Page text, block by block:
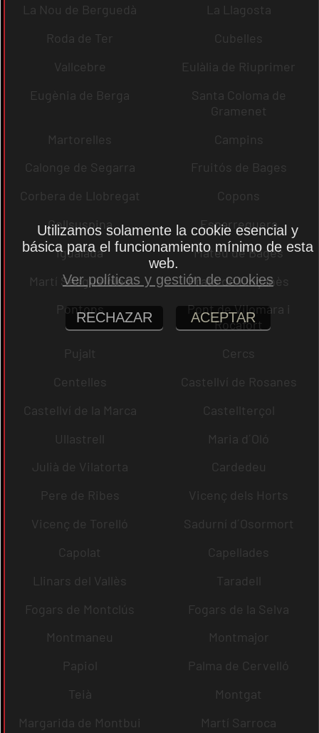
La Nou de Berguedà
La Llagosta
Roda de Ter
Cubelles
Vallcebre
Eulàlia de Riuprimer
Eugènia de Berga
Santa Coloma de
Gramenet
Martorelles
Campins
Calonge de Segarra
Fruitós de Bages
Corbera de Llobregat
Copons
Collsuspina
Esparreguera
Igualada
Mateu de Bages
Martí Sesgueioles
Prats de Lluçanès
Pontons
Pont de Vilomara i
Rocafort
Pujalt
Cercs
Centelles
Castellví de Rosanes
Castellví de la Marca
Castellterçol
Ullastrell
Maria d´Oló
Julià de Vilatorta
Cardedeu
Pere de Ribes
Vicenç dels Horts
Vicenç de Torelló
Sadurní d´Osormort
Capolat
Capellades
Llinars del Vallès
Taradell
Fogars de Montclús
Fogars de la Selva
Montmaneu
Montmajor
Papiol
Palma de Cervelló
Teià
Montgat
Margarida de Montbui
Martí Sarroca
Utilizamos solamente la cookie esencial y
básica para el funcionamiento mínimo de esta
web.
Ver políticas y gestión de cookies
RECHAZAR ACEPTAR